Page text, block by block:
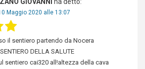
Maggio 2020 alle 13:07
il sentiero partendo da Nocera
DELLA SALUTE
sentiero cai320 all!altezza della cava